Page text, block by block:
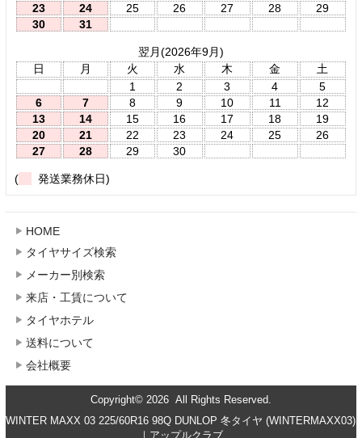
23
24 25 26 27 28
29
30
31
翌月(2026年9月)
日
月 火 水 木 金
土
1
2 3 4
5
6
7 8 9 10 11
12
13
14 15 16 17 18
19
20
21 22 23 24 25
26
27
28 29 30
( 発送業務休日)
HOME
タイヤサイズ検索
メーカー別検索
来店・工賃について
タイヤホテル
送料について
会社概要
Copyright© 2026 All Rights Reserved.
WINTER MAXX 03 225/60R16 98Q DUNLOP 冬タイヤ (WINTERMAXX03)
｜アップルクラブ